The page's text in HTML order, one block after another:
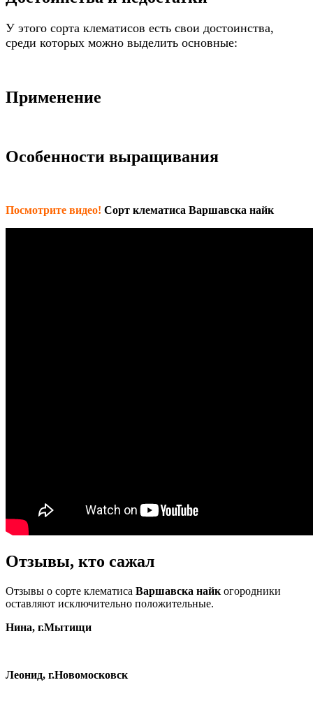
У этого сорта клематисов есть свои достоинства,
среди которых можно выделить основные:
Применение
Особенности выращивания
Посмотрите видео! Cорт клематиса Варшавска найк
Отзывы, кто сажал
Отзывы о сорте клематиса Варшавска найк огородники
оставляют исключительно положительные.
Нина, г.Мытищи
Леонид, г.Новомосковск